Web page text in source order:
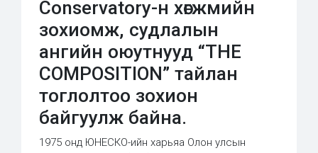
Conservatory-н хөгжмийн
зохиомж, судлалын
ангийн оюутнууд “THE
COMPOSITION” тайлан
тоглолтоо зохион
байгуулж байна.
1975 онд ЮНЕСКО-ийн харьяа Олон улсын